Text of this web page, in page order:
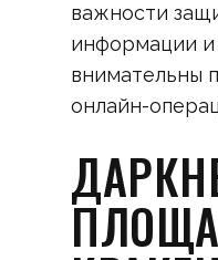
важности
информации и
внимательны
онлайн-